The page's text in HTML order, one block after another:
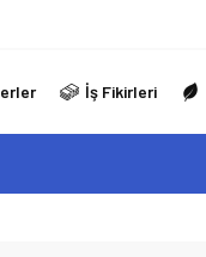
İş Fikirleri
Hamle mi?